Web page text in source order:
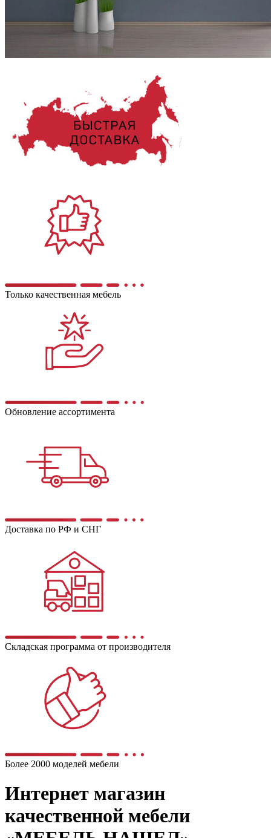
Только качественная мебель
Обновление ассортимента
Доставка по РФ и СНГ
Складская программа от производителя
Более 2000 моделей мебели
Интернет магазин
качественной мебели